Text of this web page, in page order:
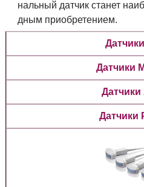
нальный датчик станет
дным приобретением.
Датчики
Датчики
Датчики
Датчики